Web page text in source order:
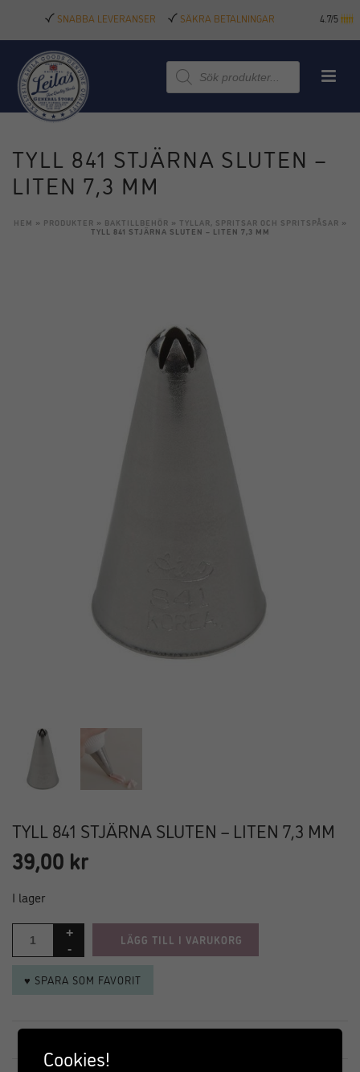
SNABBA LEVERANSER SÄKRA BETALNINGAR 4.7/5
Produktsökning
TYLL 841 STJÄRNA SLUTEN –
LITEN 7,3 MM
HEM » PRODUKTER » BAKTILLBEHÖR » TYLLAR, SPRITSAR OCH SPRITSPÅSAR »
TYLL 841 STJÄRNA SLUTEN – LITEN 7,3 MM
TYLL 841 STJÄRNA SLUTEN – LITEN 7,3 MM
39,00 kr
I lager
LÄGG TILL I VARUKORG
♥ SPARA SOM FAVORIT
Cookies!